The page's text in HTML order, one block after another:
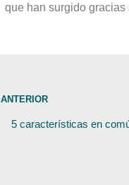
que han surgido
ANTERIOR